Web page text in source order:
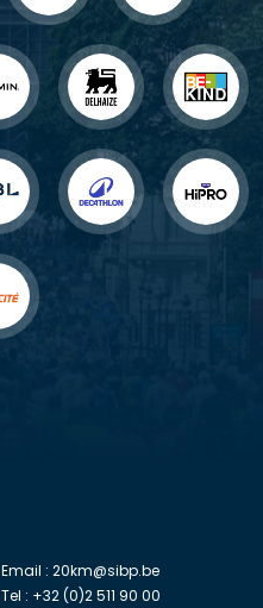
Email : 20km@sibp.be
Tel : +32 (0)2 511 90 00